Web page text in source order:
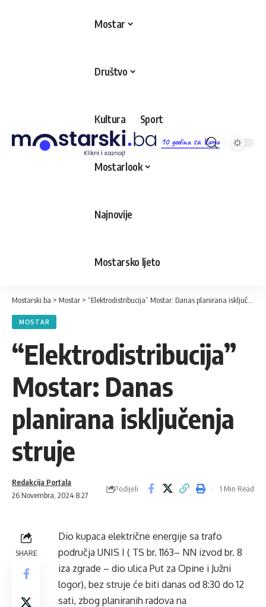
10 godina sa Vama
Mostar
Društvo
Kultura Sport
Mostarlook
Najnovije
Mostarsko ljeto
Mostarski.ba > Mostar > “Elektrodistribucija” Mostar: Danas planirana isključenja struje
MOSTAR
“Elektrodistribucija”
Mostar: Danas
planirana isključenja
struje
26 Novembra, 2024 8:27
Redakcija Portala
Podijeli 1 Min Read
SHARE
Dio kupaca električne energije sa trafo
područja UNIS I ( TS br. 1163– NN izvod br. 8
iza zgrade – dio ulica Put za Opine i Južni
logor), bez struje će biti danas od 8:30 do 12
sati, zbog planiranih radova na